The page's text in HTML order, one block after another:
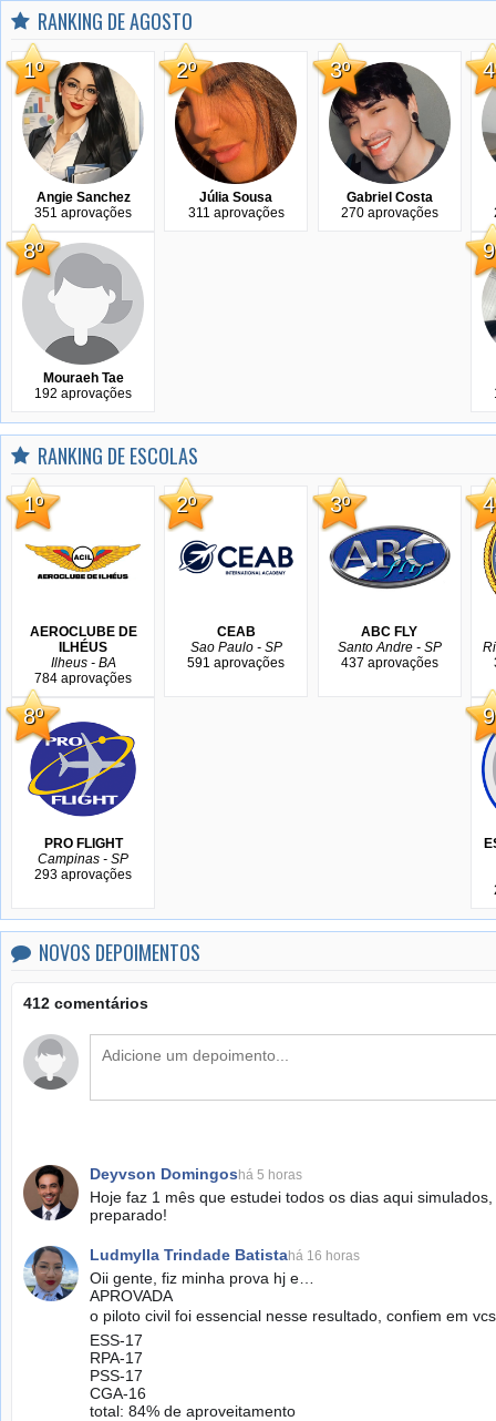
RANKING DE AGOSTO
1º
Angie Sanchez
351 aprovações
2º
Júlia Sousa
311 aprovações
3º
Gabriel Costa
270 aprovações
8º
Mouraeh Tae
192 aprovações
RANKING DE ESCOLAS
1º
AEROCLUBE DE
ILHÉUS
Ilheus - BA
784 aprovações
2º
CEAB
Sao Paulo - SP
591 aprovações
3º
ABC FLY
Santo Andre - SP
437 aprovações
8º
PRO FLIGHT
Campinas - SP
293 aprovações
NOVOS DEPOIMENTOS
412 comentários
Deyvson Domingos há 5 horas
Hoje faz 1 mês que estudei todos os dias aqui
preparado!
Ludmylla Trindade Batistahá 16 horas
Oii gente, fiz minha prova hj e…
APROVADA
o piloto civil foi essencial nesse resultado, confiem em
ESS-17
RPA-17
PSS-17
CGA-16
total: 84% de aproveitamento